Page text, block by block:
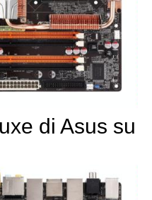
di Asus su